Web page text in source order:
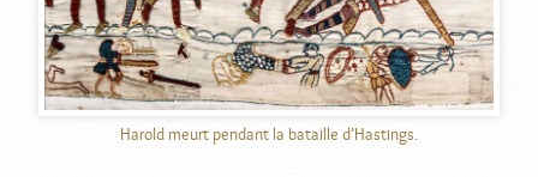
Harold meurt pendant la bataille d’Hastings.